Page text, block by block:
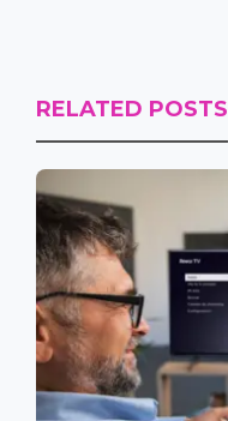
RELATED POSTS